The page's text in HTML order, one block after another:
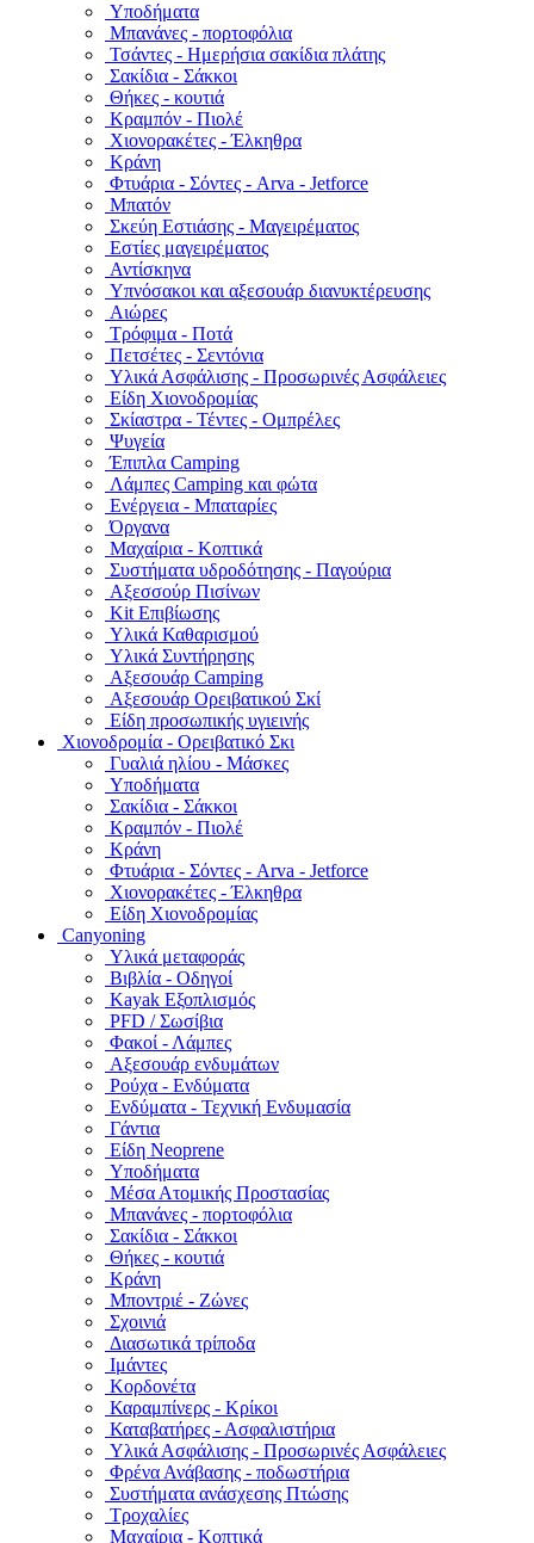
Υποδήματα
Μπανάνες - πορτοφόλια
Τσάντες - Ημερήσια σακίδια πλάτης
Σακίδια - Σάκκοι
Θήκες - κουτιά
Κραμπόν - Πιολέ
Χιονορακέτες - Έλκηθρα
Κράνη
Φτυάρια - Σόντες - Arva - Jetforce
Μπατόν
Σκεύη Εστιάσης - Μαγειρέματος
Εστίες μαγειρέματος
Αντίσκηνα
Υπνόσακοι και αξεσουάρ διανυκτέρευσης
Αιώρες
Τρόφιμα - Ποτά
Πετσέτες - Σεντόνια
Υλικά Ασφάλισης - Προσωρινές Ασφάλειες
Είδη Χιονοδρομίας
Σκίαστρα - Τέντες - Ομπρέλες
Ψυγεία
Έπιπλα Camping
Λάμπες Camping και φώτα
Ενέργεια - Μπαταρίες
Όργανα
Μαχαίρια - Κοπτικά
Συστήματα υδροδότησης - Παγούρια
Αξεσσούρ Πισίνων
Kit Επιβίωσης
Υλικά Καθαρισμού
Υλικά Συντήρησης
Αξεσουάρ Camping
Αξεσουάρ Ορειβατικού Σκί
Είδη προσωπικής υγιεινής
Χιονοδρομία - Ορειβατικό Σκι
Γυαλιά ηλίου - Μάσκες
Υποδήματα
Σακίδια - Σάκκοι
Κραμπόν - Πιολέ
Κράνη
Φτυάρια - Σόντες - Arva - Jetforce
Χιονορακέτες - Έλκηθρα
Είδη Χιονοδρομίας
Canyoning
Υλικά μεταφοράς
Βιβλία - Οδηγοί
Kayak Εξοπλισμός
PFD / Σωσίβια
Φακοί - Λάμπες
Αξεσουάρ ενδυμάτων
Ρούχα - Ενδύματα
Ενδύματα - Τεχνική Ενδυμασία
Γάντια
Είδη Neoprene
Υποδήματα
Μέσα Ατομικής Προστασίας
Μπανάνες - πορτοφόλια
Σακίδια - Σάκκοι
Θήκες - κουτιά
Κράνη
Μποντριέ - Ζώνες
Σχοινιά
Διασωτικά τρίποδα
Ιμάντες
Κορδονέτα
Καραμπίνερς - Κρίκοι
Καταβατήρες - Ασφαλιστήρια
Υλικά Ασφάλισης - Προσωρινές Ασφάλειες
Φρένα Ανάβασης - ποδωστήρια
Συστήματα ανάσχεσης Πτώσης
Τροχαλίες
Μαχαίρια - Κοπτικά